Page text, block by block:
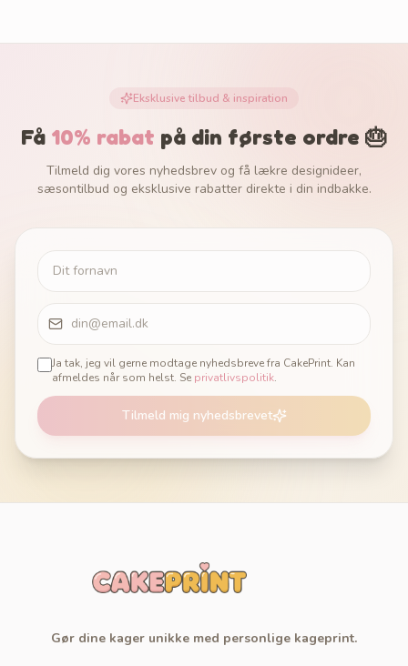
Eksklusive tilbud & inspiration
Få 10% rabat på din første ordre 🎂
Tilmeld dig vores nyhedsbrev og få lækre designideer,
sæsontilbud og eksklusive rabatter direkte i din indbakke.
Ja tak, jeg vil gerne modtage nyhedsbreve fra CakePrint. Kan
afmeldes når som helst. Se privatlivspolitik.
Tilmeld mig nyhedsbrevet
Gør dine kager unikke med personlige kageprint.